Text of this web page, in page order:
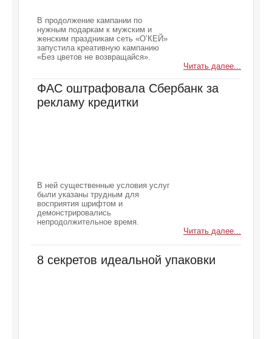
В продолжение кампании по
нужным подаркам к мужским и
женским праздникам сеть «О’КЕЙ»
запустила креативную кампанию
«Без цветов не возвращайся».
Читать далее...
ФАС оштрафовала Сбербанк за
рекламу кредитки
В ней существенные условия услуг
были указаны трудным для
восприятия шрифтом и
демонстрировались
непродолжительное время.
Читать далее...
8 секретов идеальной упаковки